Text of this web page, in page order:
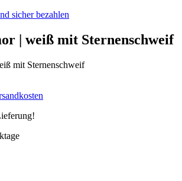
| weiß mit Sternenschweif